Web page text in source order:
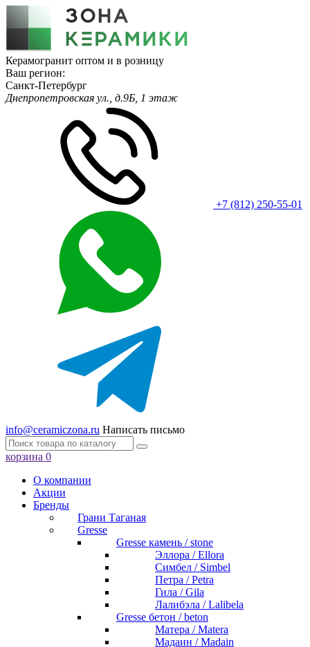
Керамогранит оптом и в розницу
Ваш регион:
Санкт-Петербург
Днепропетровская ул., д.9Б, 1 этаж
+7 (812) 250-55-01
info@ceramiczona.ru Написать письмо
корзина 0
О компании
Акции
Бренды
Грани Таганая
Gresse
Gresse камень / stone
Эллора / Ellora
Симбел / Simbel
Петра / Petra
Гила / Gila
Лалибэла / Lalibela
Gresse бетон / beton
Матера / Matera
Мадаин / Madain